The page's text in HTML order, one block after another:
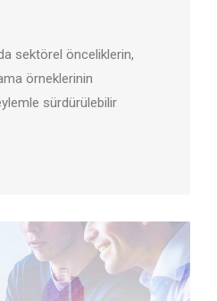
sektörel önceliklerin,
örneklerinin
sürdürülebilir